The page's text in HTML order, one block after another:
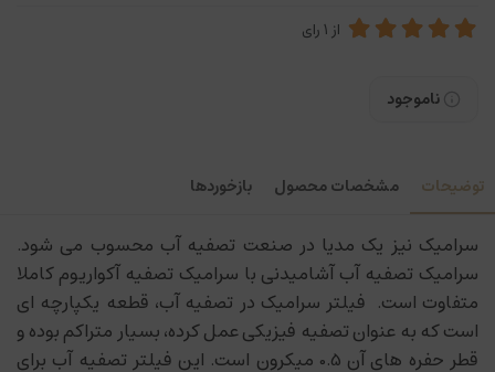
از 1رای
ناموجود
توضیحات مشخصات محصول بازخوردها
سرامیک نیز یک مدیا در صنعت تصفیه آب محسوب می شود.
سرامیک تصفیه آب آشامیدنی با سرامیک تصفیه آکواریوم کاملا
متفاوت است. فیلتر سرامیک در تصفیه آب، قطعه یکپارچه ای
است که به عنوان تصفیه فیزیکی عمل کرده، بسیار متراکم بوده و
قطر حفره های آن 0.5 میکرون است. این فیلتر تصفیه آب برای